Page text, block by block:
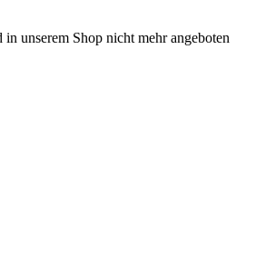
unserem Shop nicht mehr angeboten